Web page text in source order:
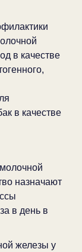
в качестве
в качестве
назначают
в день в
железы у